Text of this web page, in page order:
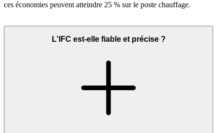
ces économies peuvent atteindre 25 % sur le poste chauffage.
L'IFC est-elle fiable et précise ?